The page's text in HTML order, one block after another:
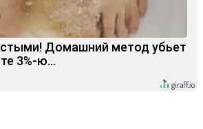
Домашний метод убьет
3%-ю…